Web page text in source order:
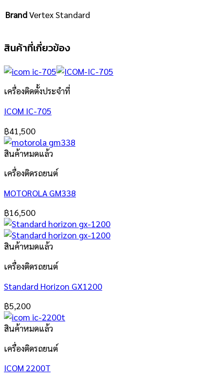
BrandVertex Standard
สินค้าที่เกี่ยวข้อง
เครื่องติดตั้งประจำที่
ICOM IC-705
฿41,500
สินค้าหมดแล้ว
เครื่องติดรถยนต์
MOTOROLA GM338
฿16,500
สินค้าหมดแล้ว
เครื่องติดรถยนต์
Standard Horizon GX1200
฿5,200
สินค้าหมดแล้ว
เครื่องติดรถยนต์
ICOM 2200T